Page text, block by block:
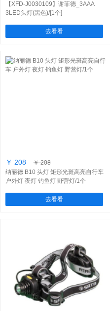
【XFD-J0030109】谢菲德_3AAA
3LED头灯(黑色)/[1个]
去看看
￥ 208
￥ 208
纳丽德 B10 头灯 矩形光斑高亮自行车
户外灯 夜灯 钓鱼灯 野营灯/1个
去看看